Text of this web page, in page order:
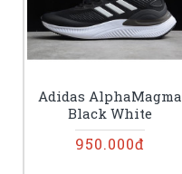
Adidas AlphaMagma
Black White
950.000đ